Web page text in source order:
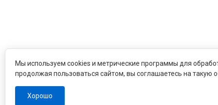
Мы используем cookies и метрические программы для
продолжая пользоваться сайтом, вы соглашаетесь на такую
Хорошо